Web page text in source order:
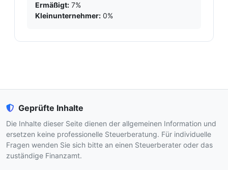
Ermäßigt: 7%
Kleinunternehmer: 0%
Geprüfte Inhalte
Die Inhalte dieser Seite dienen der allgemeinen Information und
ersetzen keine professionelle Steuerberatung. Für individuelle
Fragen wenden Sie sich bitte an einen Steuerberater oder das
zuständige Finanzamt.